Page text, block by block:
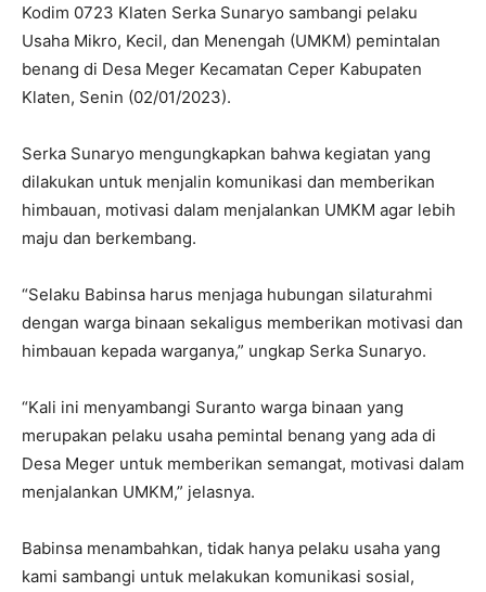
Kodim 0723 Klaten Serka Sunaryo sambangi pelaku
Usaha Mikro, Kecil, dan Menengah (UMKM) pemintalan
benang di Desa Meger Kecamatan Ceper Kabupaten
Klaten, Senin (02/01/2023).
Serka Sunaryo mengungkapkan bahwa kegiatan yang
dilakukan untuk menjalin komunikasi dan memberikan
himbauan, motivasi dalam menjalankan UMKM agar lebih
maju dan berkembang.
“Selaku Babinsa harus menjaga hubungan silaturahmi
dengan warga binaan sekaligus memberikan motivasi dan
himbauan kepada warganya,” ungkap Serka Sunaryo.
“Kali ini menyambangi Suranto warga binaan yang
merupakan pelaku usaha pemintal benang yang ada di
Desa Meger untuk memberikan semangat, motivasi dalam
menjalankan UMKM,” jelasnya.
Babinsa menambahkan, tidak hanya pelaku usaha yang
kami sambangi untuk melakukan komunikasi sosial,